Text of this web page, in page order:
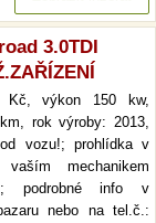
3.0TDI
výkon 150 kw,
rok výroby: 2013,
vozu!; prohlídka v
mechanikem
podrobné info v
nebo na tel.č.: